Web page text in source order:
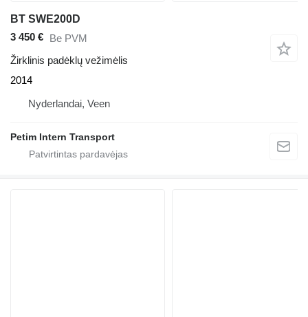
BT SWE200D
3 450 € Be PVM
Žirklinis padėklų vežimėlis
2014
Nyderlandai, Veen
Petim Intern Transport